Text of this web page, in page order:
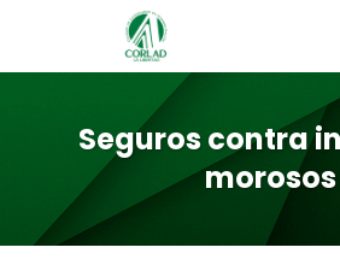
Seguros contra
morosos